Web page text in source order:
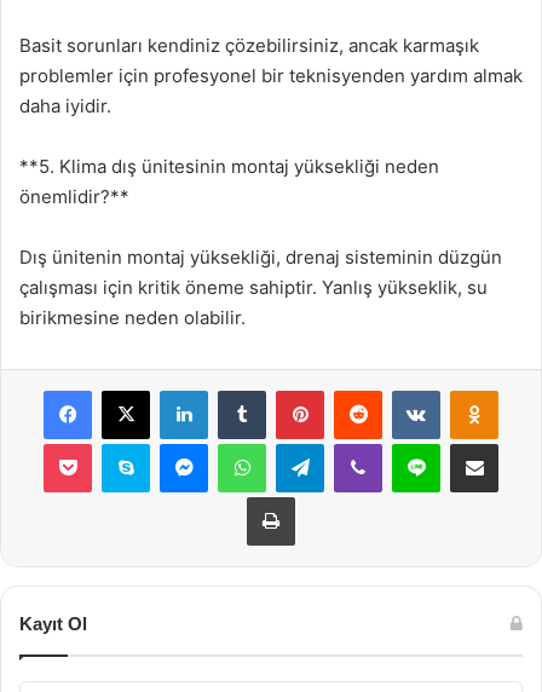
Basit sorunları kendiniz çözebilirsiniz, ancak karmaşık
problemler için profesyonel bir teknisyenden yardım almak
daha iyidir.
**5. Klima dış ünitesinin montaj yüksekliği neden
önemlidir?**
Dış ünitenin montaj yüksekliği, drenaj sisteminin düzgün
çalışması için kritik öneme sahiptir. Yanlış yükseklik, su
birikmesine neden olabilir.
Facebook
X LinkedInTumblr PinterestReddit VKontakte
Pocket Skype MessengerWhatsAppTelegramViber Line E-Posta ile
Yazdır
Kayıt Ol